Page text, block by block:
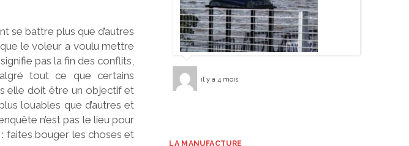
se battre plus que d’autres
le voleur a voulu mettre
pas la fin des conflits,
tout ce que certains
elle doit être un objectif et
louables que d’autres et
n’est pas le lieu pour
faites bouger les choses et
il y a 4 mois
LA MANUFACTURE